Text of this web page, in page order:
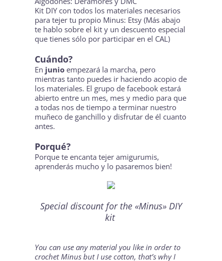
Kit DIY con todos los materiales necesarios
para tejer tu propio Minus: Etsy (Más abajo
te hablo sobre el kit y un descuento especial
que tienes sólo por participar en el CAL)
Cuándo?
En junioempezará la marcha, pero
mientras tanto puedes ir haciendo acopio de
los materiales. El grupo de facebook estará
abierto entre un mes, mes y medio para que
a todas nos de tiempo a terminar nuestro
muñeco de ganchillo y disfrutar de él cuanto
antes.
Porqué?
Porque te encanta tejer amigurumis,
aprenderás mucho y lo pasaremos bien!
Special discount for the «Minus» DIY
kit
You can use any material you like in order to
crochet Minus but I use cotton, that’s why I